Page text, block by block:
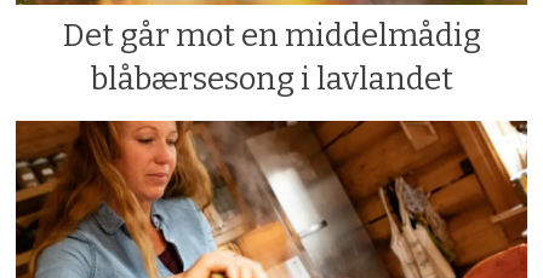
Det går mot en middelmådig
blåbærsesong i lavlandet